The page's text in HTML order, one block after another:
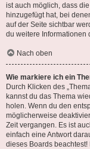
ist auch möglich, dass
hinzugefügt hat, bei
auf der Seite sichtbar
du weitere Informationen
Nach oben
Wie markiere ich ein
Durch Klicken des
kannst du das Thema
holen. Wenn du den
möglicherweise
Zeit vergangen. Es ist
einfach eine Antwort
dieses Boards